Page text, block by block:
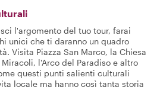
l'argomento del tuo tour, farai
unici che ti daranno un quadro
Visita Piazza San Marco, la Chiesa
l'Arco del Paradiso e altro
questi punti salienti culturali
locale ma hanno così tanta storia